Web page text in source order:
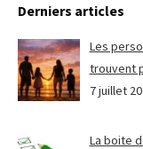
Derniers articles
Les
trouvent
7 juillet
La boite